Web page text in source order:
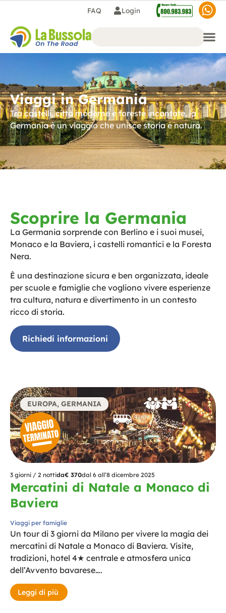
FAQ Login
Viaggi in Germania
Tra castelli, città moderne e foreste incantate, la
Germania è un viaggio che unisce storia e natura.
Scoprire la Germania
La Germania sorprende con Berlino e i suoi musei,
Monaco e la Baviera, i castelli romantici e la Foresta
Nera.
È una destinazione sicura e ben organizzata, ideale
per scuole e famiglie che vogliono vivere esperienze
tra cultura, natura e divertimento in un contesto
ricco di storia.
Richiedi informazioni
EUROPA, GERMANIA
3 giorni / 2 nottida€ 370dal 6 all’8 dicembre 2025
Mercatini di Natale a Monaco di
Baviera
Viaggi per famiglie
Un tour di 3 giorni da Milano per vivere la magia dei
mercatini di Natale a Monaco di Baviera. Visite,
tradizioni, hotel 4★ centrale e atmosfera unica
dell’Avvento bavarese….
Leggi di più